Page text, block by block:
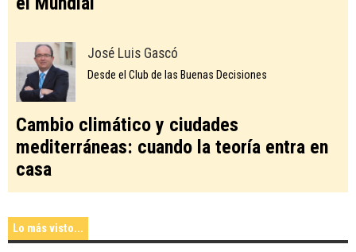
José Luis Gascó
Desde el Club de las Buenas Decisiones
Cambio climático y ciudades
mediterráneas: cuando la teoría entra en
casa
Lo más visto...